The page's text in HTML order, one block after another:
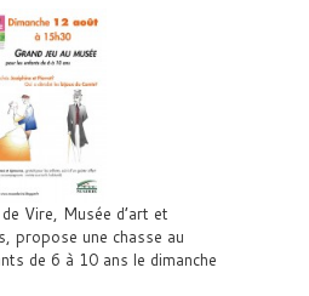
Vire, Musée d’art et
propose une chasse au
de 6 à 10 ans le dimanche